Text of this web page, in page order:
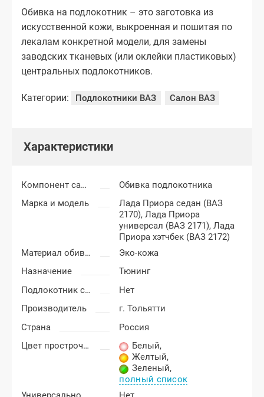
Обивка на подлокотник – это заготовка из
искусственной кожи, выкроенная и пошитая по
лекалам конкретной модели, для замены
заводских тканевых (или оклейки пластиковых)
центральных подлокотников.
Категории: Подлокотники ВАЗ Салон ВАЗ
Характеристики
Компонент салона
Обивка подлокотника
Марка и модель
Лада Приора седан (ВАЗ
2170),Лада Приора
универсал (ВАЗ 2171),Лада
Приора хэтчбек (ВАЗ 2172)
Материал обивки подлокотника
Эко-кожа
Назначение
Тюнинг
Подлокотник с бардачком
Нет
Производитель
г. Тольятти
Страна
Россия
Цвет прострочки
Белый,
Желтый,
Зеленый,
полный список